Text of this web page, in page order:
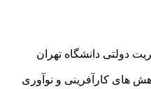
دولتی دانشگاه تهران
های کارآفرینی و نوآوری